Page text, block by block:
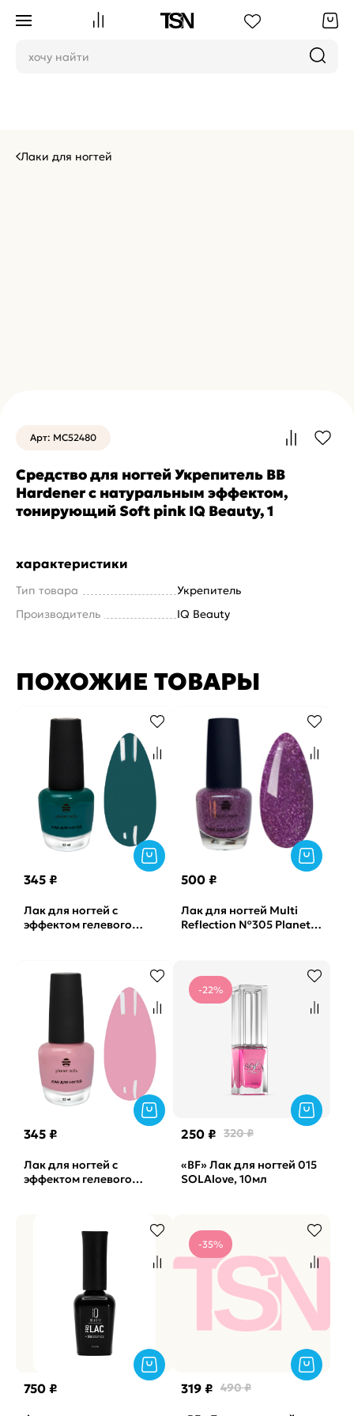
Лаки для ногтей
Арт: MC52480
Средство для ногтей Укрепитель BB
Hardener с натуральным эффектом,
тонирующий Soft pink IQ Beauty, 1
характеристики
Тип товара
Укрепитель
Производитель
IQ Beauty
ПОХОЖИЕ ТОВАРЫ
345 ₽
Лак для ногтей с
эффектом гелевого
500 ₽
Лак для ногтей Multi
Reflection №305 Planet
345 ₽
Лак для ногтей с
эффектом гелевого
-22%
250 ₽ 320 ₽
«BF» Лак для ногтей 015
SOLAlove, 10мл
750 ₽
-35%
319 ₽ 490 ₽